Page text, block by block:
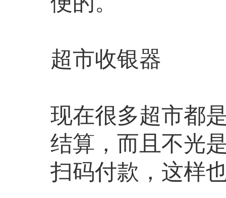
超市收银器
现在很多超市都
结算，而且不光
扫码付款，这样